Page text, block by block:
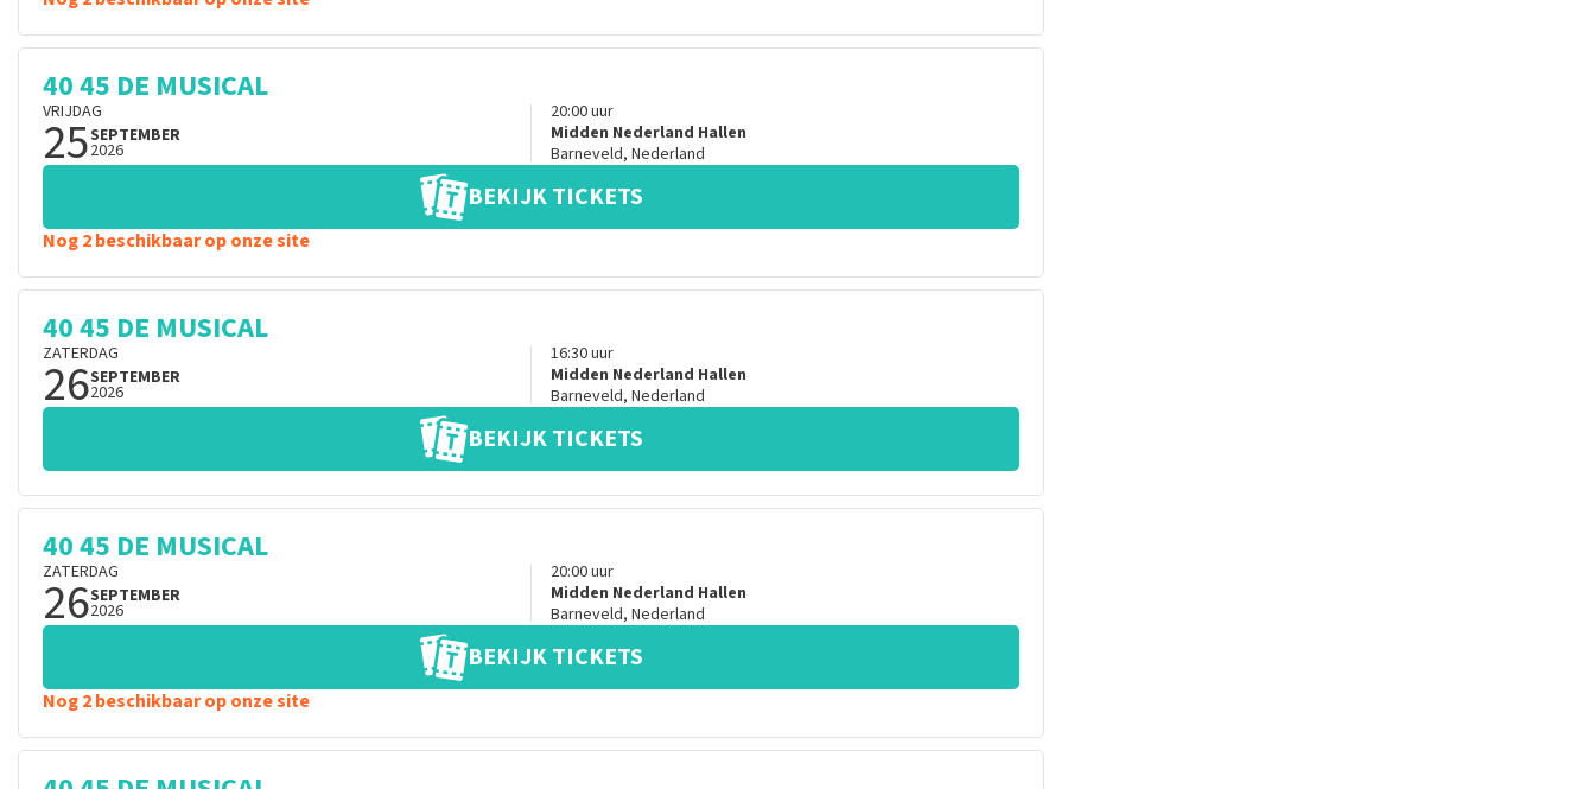
40 45 DE MUSICAL
VRIJDAG
25SEPTEMBER
2026
20:00uur
Midden Nederland Hallen
Barneveld, Nederland
BEKIJK TICKETS
Nog 2 beschikbaar op onze site
40 45 DE MUSICAL
ZATERDAG
26SEPTEMBER
2026
16:30uur
Midden Nederland Hallen
Barneveld, Nederland
BEKIJK TICKETS
40 45 DE MUSICAL
ZATERDAG
26SEPTEMBER
2026
20:00uur
Midden Nederland Hallen
Barneveld, Nederland
BEKIJK TICKETS
Nog 2 beschikbaar op onze site